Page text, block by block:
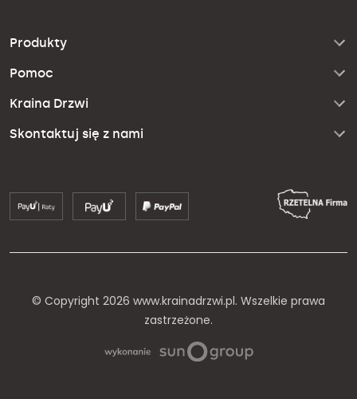
Produkty
Pomoc
Kraina Drzwi
Skontaktuj się z nami
© Copyright 2026 www.krainadrzwi.pl. Wszelkie prawa
zastrzeżone.